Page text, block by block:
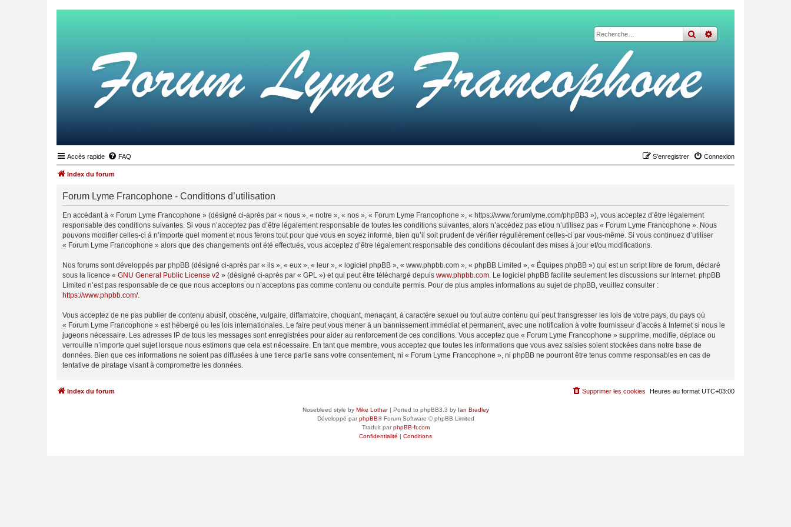
rechercher
recherche
Accès rapide FAQ Connexion
S’enregistrer
Index du forum
Forum Lyme Francophone - Conditions d’utilisation
En accédant à « Forum Lyme Francophone » (désigné ci-après par « nous », « notre », « nos », « Forum Lyme Francophone », « https://www.forumlyme.com/phpBB3 »), vous acceptez d’être légalement
responsable des conditions suivantes. Si vous n’acceptez pas d’être légalement responsable de toutes les conditions suivantes, alors n’accédez pas et/ou n’utilisez pas « Forum Lyme Francophone ». Nous
pouvons modifier celles-ci à n’importe quel moment et nous ferons tout pour que vous en soyez informé, bien qu’il soit prudent de vérifier régulièrement celles-ci par vous-même. Si vous continuez d’utiliser
« Forum Lyme Francophone » alors que des changements ont été effectués, vous acceptez d’être légalement responsable des conditions découlant des mises à jour et/ou modifications.
Nos forums sont développés par phpBB (désigné ci-après par « ils », « eux », « leur », « logiciel phpBB », « www.phpbb.com », « phpBB Limited », « Équipes phpBB ») qui est un script libre de forum, déclaré
sous la licence « GNU General Public License v2 » (désigné ci-après par « GPL ») et qui peut être téléchargé depuis www.phpbb.com. Le logiciel phpBB facilite seulement les discussions sur Internet. phpBB
Limited n’est pas responsable de ce que nous acceptons ou n’acceptons pas comme contenu ou conduite permis. Pour de plus amples informations au sujet de phpBB, veuillez consulter :
https://www.phpbb.com/.
Vous acceptez de ne pas publier de contenu abusif, obscène, vulgaire, diffamatoire, choquant, menaçant, à caractère sexuel ou tout autre contenu qui peut transgresser les lois de votre pays, du pays où
« Forum Lyme Francophone » est hébergé ou les lois internationales. Le faire peut vous mener à un bannissement immédiat et permanent, avec une notification à votre fournisseur d’accès à Internet si nous le
jugeons nécessaire. Les adresses IP de tous les messages sont enregistrées pour aider au renforcement de ces conditions. Vous acceptez que « Forum Lyme Francophone » supprime, modifie, déplace ou
verrouille n’importe quel sujet lorsque nous estimons que cela est nécessaire. En tant que membre, vous acceptez que toutes les informations que vous avez saisies soient stockées dans notre base de
données. Bien que ces informations ne soient pas diffusées à une tierce partie sans votre consentement, ni « Forum Lyme Francophone », ni phpBB ne pourront être tenus comme responsables en cas de
tentative de piratage visant à compromettre les données.
Index du forum Heures au format UTC+03:00
Supprimer les cookies
Nosebleed style by Mike Lothar| Ported to phpBB3.3 by Ian Bradley
Développé parphpBB® Forum Software © phpBB Limited
Traduit parphpBB-fr.com
Confidentialité | Conditions